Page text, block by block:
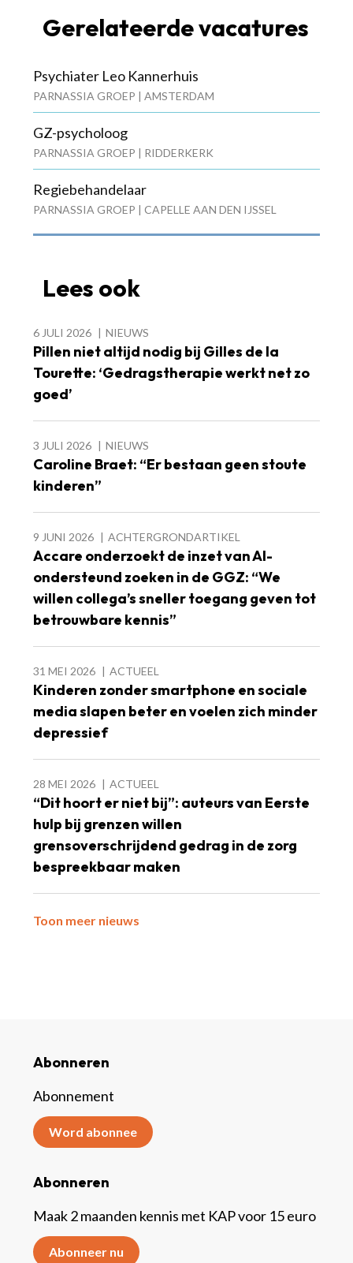
Gerelateerde vacatures
Psychiater Leo Kannerhuis
PARNASSIA GROEP | AMSTERDAM
GZ-psycholoog
PARNASSIA GROEP | RIDDERKERK
Regiebehandelaar
PARNASSIA GROEP | CAPELLE AAN DEN IJSSEL
Lees ook
6 JULI 2026 NIEUWS
Pillen niet altijd nodig bij Gilles de la
Tourette: ‘Gedragstherapie werkt net zo
goed’
3 JULI 2026 NIEUWS
Caroline Braet: “Er bestaan geen stoute
kinderen”
9 JUNI 2026 ACHTERGRONDARTIKEL
Accare onderzoekt de inzet van AI-
ondersteund zoeken in de GGZ: “We
willen collega’s sneller toegang geven tot
betrouwbare kennis”
31 MEI 2026 ACTUEEL
Kinderen zonder smartphone en sociale
media slapen beter en voelen zich minder
depressief
28 MEI 2026 ACTUEEL
“Dit hoort er niet bij”: auteurs van Eerste
hulp bij grenzen willen
grensoverschrijdend gedrag in de zorg
bespreekbaar maken
Toon meer nieuws
Abonneren
Abonnement
Word abonnee
Abonneren
Maak 2 maanden kennis met KAP voor 15 euro
Abonneer nu